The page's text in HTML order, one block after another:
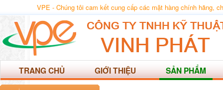
VPE - Chúng tôi cam kết cung cấp các mặt hàng chính hãng,
TRANG CHỦ GIỚI THIỆU SẢN PHẨM